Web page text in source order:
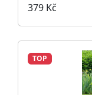
379 Kč
TOP